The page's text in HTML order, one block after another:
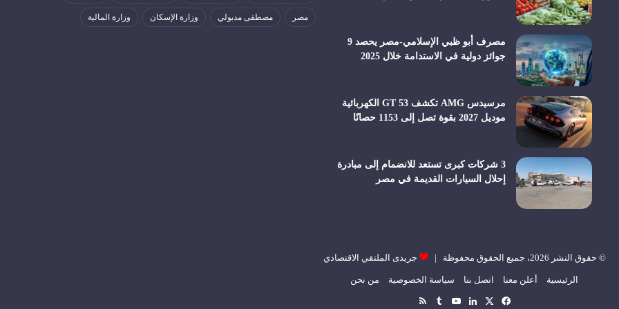
مصرف أبو ظبي الإسلامي-مصر يحصد 9
جوائز دولية في الاستدامة خلال 2025
مرسيدس AMG تكشف GT 53 الكهربائية
موديل 2027 بقوة تصل إلى 1153 حصانًا
3 شركات كبرى تستعد للانضمام إلى مبادرة
إحلال السيارات القديمة في مصر
مصر مصطفى مدبولي وزارة الإسكان وزارة المالية
© حقوق النشر 2026، جميع الحقوق محفوظة | جريدى الملتقي الاقتصادي
الرئيسية أعلن معنا اتصل بنا سياسة الخصوصية من نحن
فيسبوك لينكدإن‫YouTube